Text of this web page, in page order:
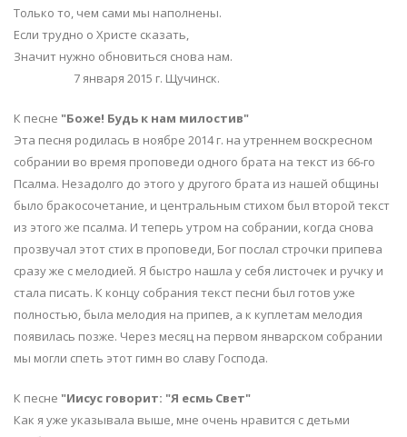
Только то, чем сами мы наполнены.
Если трудно о Христе сказать,
Значит нужно обновиться снова нам.
7 января 2015 г. Щучинск.
К песне "Боже! Будь к нам милостив"
Эта песня родилась в ноябре 2014 г. на утреннем воскресном
собрании во время проповеди одного брата на текст из 66-го
Псалма. Незадолго до этого у другого брата из нашей общины
было бракосочетание, и центральным стихом был второй текст
из этого же псалма. И теперь утром на собрании, когда снова
прозвучал этот стих в проповеди, Бог послал строчки припева
сразу же с мелодией. Я быстро нашла у себя листочек и ручку и
стала писать. К концу собрания текст песни был готов уже
полностью, была мелодия на припев, а к куплетам мелодия
появилась позже. Через месяц на первом январском собрании
мы могли спеть этот гимн во славу Господа.
К песне "Иисус говорит: "Я есмь Свет"
Как я уже указывала выше, мне очень нравится с детьми